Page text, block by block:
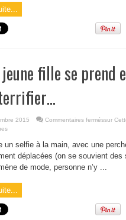
fille se prend
2015 Commentaires ferméssur
un selfie à la main, avec une
déplacées (on se souvient
de mode, personne n’y ...